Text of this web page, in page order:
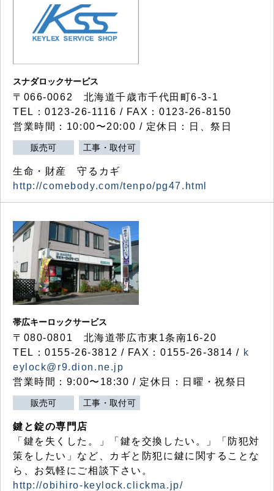
スナダロックサービス
〒066-0062 北海道千歳市千代田町6-3-1
TEL：0123-26-1116 / FAX：0123-26-8150
営業時間：10:00〜20:00 / 定休日：日、祭日
販売可 工事・取付可
生命・財産 守るカギ
http://comebody.com/tenpo/pg47.html
帯広キーロックサービス
〒080-0801 北海道帯広市東1条南16-20
TEL：0155-26-3812 / FAX：0155-26-3814 / k
eylock@r9.dion.ne.jp
営業時間：9:00〜18:30 / 定休日：日曜・祝祭日
販売可 工事・取付可
鍵と錠の専門店
「鍵を失くした。」「鍵を交換したい。」「防犯対
策をしたい」など、カギと防犯に鍵に関することな
ら、お気軽にご相談下さい。
http://obihiro-keylock.clickma.jp/